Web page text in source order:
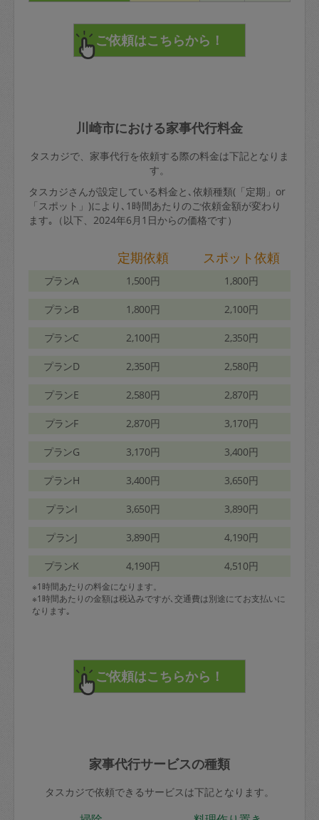
川崎市における家事代行料金
タスカジで、家事代行を依頼する際の料金は下記となりま
す。
タスカジさんが設定している料金と､依頼種類(「定期」or
「スポット」)により､1時間あたりのご依頼金額が変わり
ます｡（以下、2024年6月1日からの価格です）
定期依頼 スポット依頼
プランA 1,500円 1,800円
プランB 1,800円 2,100円
プランC 2,100円 2,350円
プランD 2,350円 2,580円
プランE 2,580円 2,870円
プランF 2,870円 3,170円
プランG 3,170円 3,400円
プランH 3,400円 3,650円
プランI 3,650円 3,890円
プランJ 3,890円 4,190円
プランK 4,190円 4,510円
※1時間あたりの料金になります。
※1時間あたりの金額は税込みですが､交通費は別途にてお支払いに
なります｡
家事代行サービスの種類
タスカジで依頼できるサービスは下記となります。